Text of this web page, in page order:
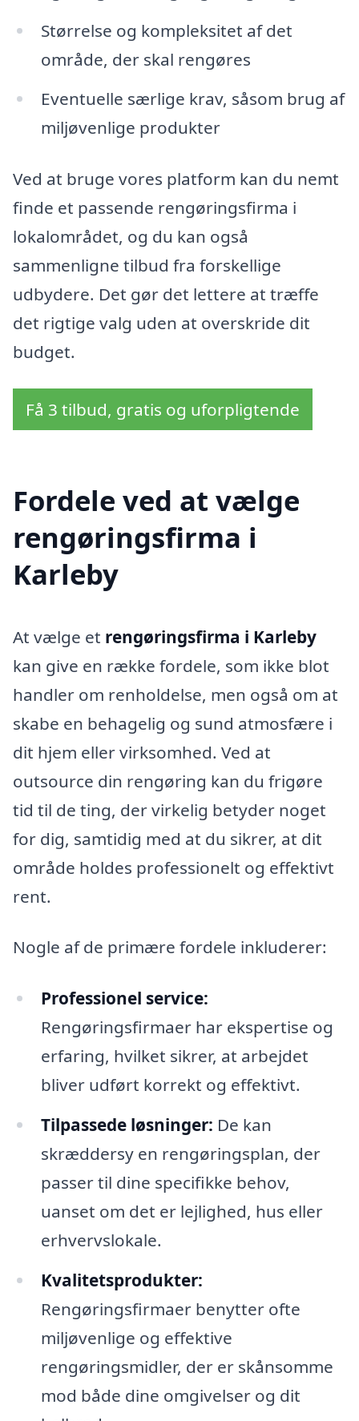
Størrelse og kompleksitet af det
område, der skal rengøres
Eventuelle særlige krav, såsom brug af
miljøvenlige produkter
Ved at bruge vores platform kan du nemt
finde et passende rengøringsfirma i
lokalområdet, og du kan også
sammenligne tilbud fra forskellige
udbydere. Det gør det lettere at træffe
det rigtige valg uden at overskride dit
budget.
Få 3 tilbud, gratis og uforpligtende
Fordele ved at vælge
rengøringsfirma i
Karleby
At vælge et rengøringsfirma i Karleby
kan give en række fordele, som ikke blot
handler om renholdelse, men også om at
skabe en behagelig og sund atmosfære i
dit hjem eller virksomhed. Ved at
outsource din rengøring kan du frigøre
tid til de ting, der virkelig betyder noget
for dig, samtidig med at du sikrer, at dit
område holdes professionelt og effektivt
rent.
Nogle af de primære fordele inkluderer:
Professionel service:
Rengøringsfirmaer har ekspertise og
erfaring, hvilket sikrer, at arbejdet
bliver udført korrekt og effektivt.
Tilpassede løsninger: De kan
skræddersy en rengøringsplan, der
passer til dine specifikke behov,
uanset om det er lejlighed, hus eller
erhvervslokale.
Kvalitetsprodukter:
Rengøringsfirmaer benytter ofte
miljøvenlige og effektive
rengøringsmidler, der er skånsomme
mod både dine omgivelser og dit